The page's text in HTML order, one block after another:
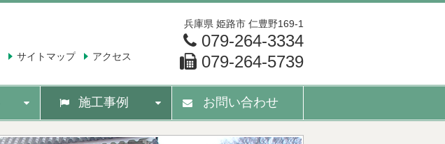
兵庫県 姫路市 仁豊野169-1
079-264-3334
079-264-5739
施工事例 お問い合わせ
サイトマップ アクセス